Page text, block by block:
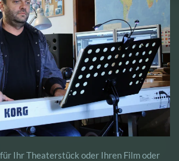
Ihr Theaterstück oder Ihren Film oder